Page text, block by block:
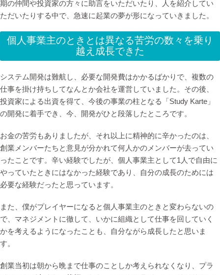
期の仲間や投資家の方々に助言をいただいたり、人を紹介してい
ただいたりする中で、急速に起業の夢が形になっていきました。
個人事業主のときとは異なる苦労の数々を乗り
越え成長できた
システム開発は難航し、必要な開発費はかかるばかりで、複数の
仕事を掛け持ちしてなんとか会社を運営していました。その後、
投資家による出資を得て、今後の事業の柱となる「Study Karte」
の開発に着手でき、今、開発がひと段落したところです。
お金の苦労もありましたが、それ以上に精神的に辛かったのは、
創業メンバーたちと意見が分かれて何人かのメンバーが去ってい
ったことです。辛い経験でしたが、個人事業主として1人で自由に
やっていたときにはなかった経験であり、自分の成長のためには
必要な経験だったと思っています。
また、僕がプレイヤーになると個人事業主のときと変わらないの
で、マネジメントに徹して、いかに組織として仕事を回していく
かを考えるようになったことも、自分ながら成長したと思いま
す。
創業当初は朝から晩まで仕事のことしか考えられなくなり、プラ